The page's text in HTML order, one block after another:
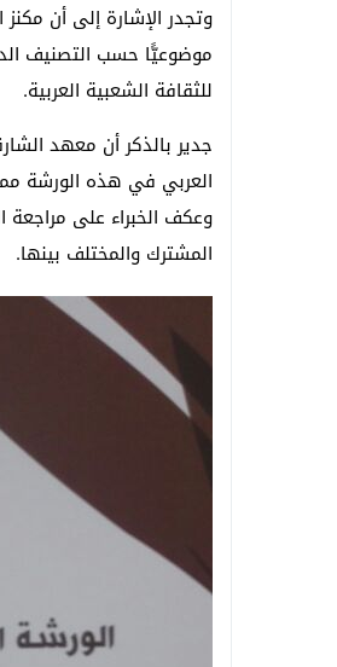
موضوعيًّا حسب التصنيف
للثقافة الشعبية العربية.
جدير بالذكر أن معهد
العربي في هذه الورشة
وعكف الخبراء على مراجعة
المشترك والمختلف بينها.